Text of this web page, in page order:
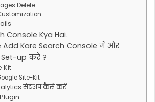
Delete
Console Kya Hai.
Add Kare Search Console में और
up करे ?
Kit
Site-Kit
सेटअप कैसे करें